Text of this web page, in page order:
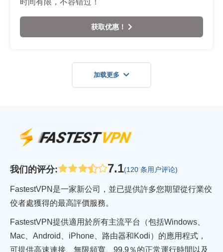
时间有限，不容错过！
获取优惠！
加载更多
我们的评分: 7.1(120 条用户评论)
FastestVPN是一家新公司，並已提供許多您期望從行業佼
佼者處獲得的最高評價服務。
FastestVPN提供適用於所有主流平台（包括Windows、
Mac、Android、iPhone、路由器和Kodi）的應用程式，
可提供高速連接、無限頻寬、99.9％的正常運行時間以及